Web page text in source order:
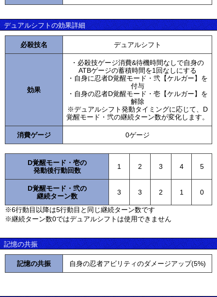
デュアルシフトの効果詳細
必殺技名 デュアルシフト
効果
・必殺技ゲージ消費&待機時間なしで自身の
ATBゲージの蓄積時間を1回なしにする
・自身に忍者D覚醒モード・弐【ケルガー】を
付与
・自身の忍者D覚醒モード・壱【ケルガー】を
解除
※デュアルシフト発動タイミングに応じて、D
覚醒モード・弐の継続ターン数が変化します。
消費ゲージ 0ゲージ
D覚醒モード・壱の
発動後行動回数
1 2 3 4 5
D覚醒モード・弐の
継続ターン数
3 3 2 1 0
※6行動目以降は5行動目と同じ継続ターン数です
※継続ターン数0ではデュアルシフトは使用できません
記憶の共振
記憶の共振 自身の忍者アビリティのダメージアップ(5%)